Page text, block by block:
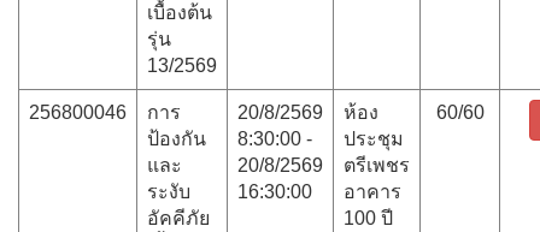
เบื้องต้น
รุ่น
13/2569
256800046
การ
ป้องกัน
และ
ระงับ
อัคคีภัย
20/8/2569
8:30:00 -
20/8/2569
16:30:00
ห้อง
ประชุม
ตรีเพชร
อาคาร
100 ปี
60/60